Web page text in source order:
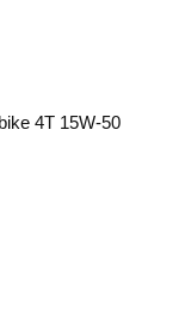
4T 15W-50